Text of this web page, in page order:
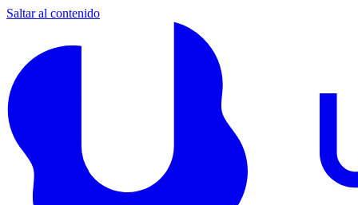
Saltar al contenido